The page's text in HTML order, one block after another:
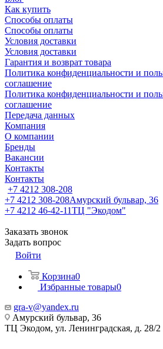
Как купить
Способы оплаты
Способы оплаты
Условия доставки
Условия доставки
Гарантия и возврат товара
Политика конфиденциальности и
соглашение
Политика конфиденциальности и
соглашение
Передача данных
Компания
О компании
Бренды
Вакансии
Контакты
Контакты
+7 4212 308-208
+7 4212 308-208Амурский бульвар, 36
+7 4212 46-42-11ТЦ "Экодом"
Заказать звонок
Задать вопрос
Войти
Корзина0
Избранные товары0
gra-v@yandex.ru
Амурский бульвар, 36
ТЦ Экодом, ул. Ленинградская, д. 28/2